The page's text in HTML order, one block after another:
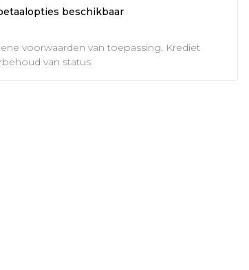
beschikbaar
voorwaarden van toepassing. Krediet
van status